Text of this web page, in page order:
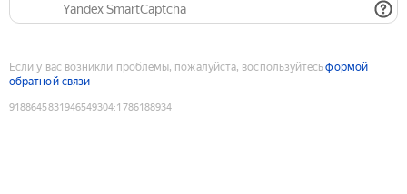
Yandex SmartCaptcha
Если у вас возникли проблемы, пожалуйста, воспользуйтесьформой
обратной связи
9188645831946549304:1786188934